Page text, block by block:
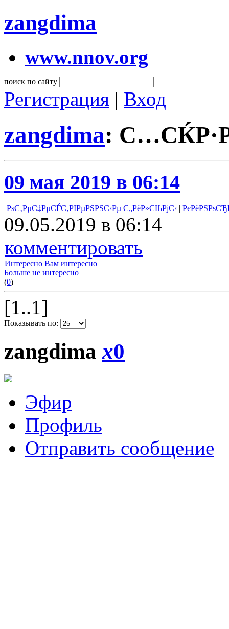
zangdima
www.nnov.org
поиск по сайту
Регистрация | Вход
zangdima:
09 мая 2019 в 06:14
РѕС‚РµС‡РµСЃС‚РІРµРЅРЅС‹Рµ С„РёР»СЊРјС‹ |
09.05.2019 в 06:14
комментировать
Интересно Вам интересно
Больше не интересно
(0)
[1..1]
Показывать по:
zangdimax0
Эфир
Профиль
Отправить сообщение